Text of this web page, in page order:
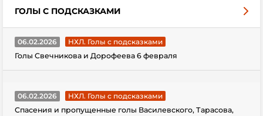
ГОЛЫ С ПОДСКАЗКАМИ
06.02.2026
НХЛ. Голы с подсказками
Голы Свечникова и Дорофеева 6 февраля
06.02.2026
НХЛ. Голы с подсказками
Спасения и пропущенные голы Василевского, Тарасова,